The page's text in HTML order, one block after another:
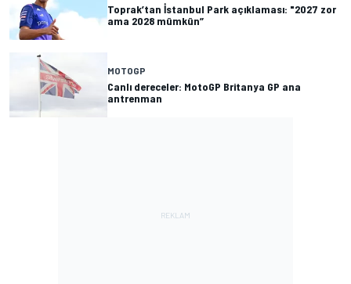
Toprak’tan İstanbul Park açıklaması: "2027 zor
ama 2028 mümkün”
MOTOGP
Canlı dereceler: MotoGP Britanya GP ana
antrenman